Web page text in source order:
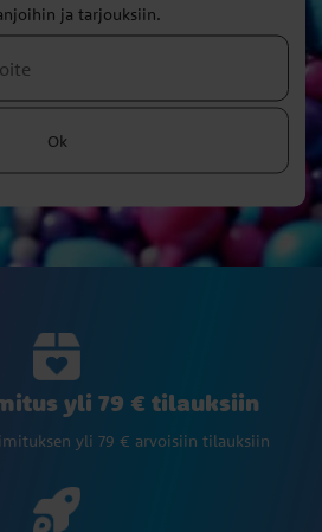
ja tarjouksiin.
Ok
yli 79 € tilauksiin
yli 79 € arvoisiin tilauksiin